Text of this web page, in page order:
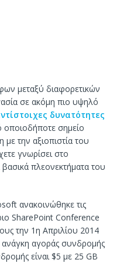
μεταξύ διαφορετικών
σε ακόμη πιο υψηλό
δυνατότητες
σημείο
με την αξιοπιστία του
γνωρίσει στο
πλεονεκτήματα του
ανακοινώθηκε τις
SharePoint Conference
την 1η Απριλίου 2014
ανάγκη αγοράς συνδρομής
είναι $5 με 25 GB